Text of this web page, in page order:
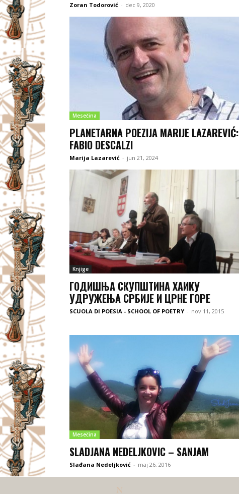
Zoran Todorović - dec 9, 2020
Mesečina
PLANETARNA POEZIJA MARIJE LAZAREVIĆ:
FABIO DESCALZI
Marija Lazarević - jun 21, 2024
Knjige
ГОДИШЊА СКУПШТИНА ХАИКУ
УДРУЖЕЊА СРБИЈЕ И ЦРНЕ ГОРЕ
SCUOLA DI POESIA - SCHOOL OF POETRY - nov 11, 2015
Mesečina
SLADJANA NEDELJKOVIC – SANJAM
Slađana Nedeljković - maj 26, 2016